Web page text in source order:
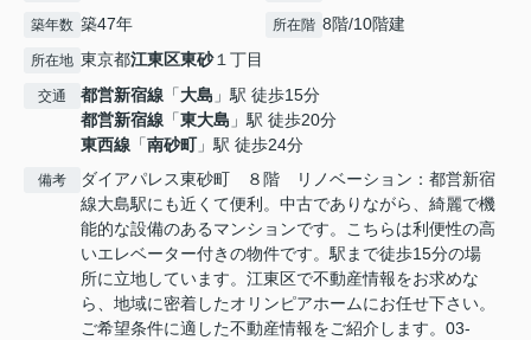
築年数 築47年 所在階 8階/10階建
所在地 東京都江東区東砂１丁目
交通 都営新宿線 「大島 」駅 徒歩15分
都営新宿線 「東大島 」駅 徒歩20分
東西線 「南砂町」駅 徒歩24分
備考
ダイアパレス東砂町 ８階 リノベーション：都営新宿
線大島駅にも近くて便利。中古でありながら、綺麗で機
能的な設備のあるマンションです。こちらは利便性の高
いエレベーター付きの物件です。駅まで徒歩15分の場
所に立地しています。江東区で不動産情報をお求めな
ら、地域に密着したオリンピアホームにお任せ下さい。
ご希望条件に適した不動産情報をご紹介します。03-